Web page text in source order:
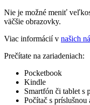
Nie je možné meniť
väčšie obrazovky.
Viac informácií v našich
Prečítate na zariadeniach:
Pocketbook
Kindle
Smartfón či tablet s
Počítač s príslušnou